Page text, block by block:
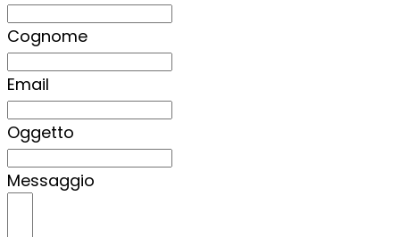
Cognome
Email
Oggetto
Messaggio